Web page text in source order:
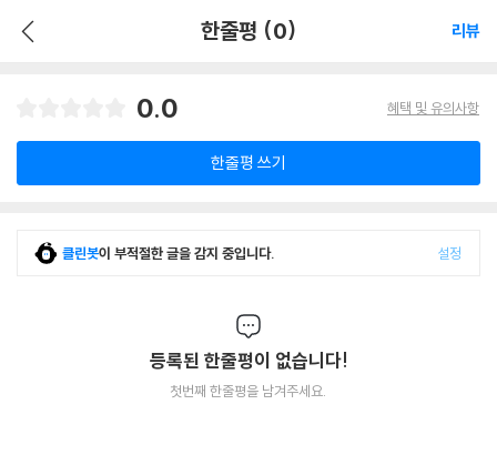
한줄평 (0) 리뷰
0.0 혜택 및 유의사항
한줄평 쓰기
클린봇이 부적절한 글을 감지 중입니다. 설정
등록된 한줄평이 없습니다!
첫번째 한줄평을 남겨주세요.